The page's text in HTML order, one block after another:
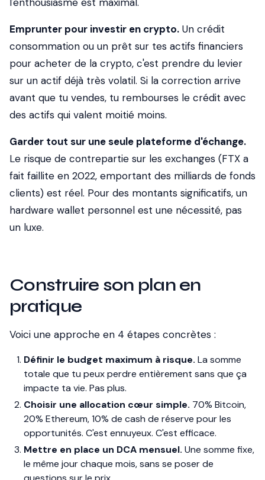
Emprunter pour investir en crypto. Un crédit
consommation ou un prêt sur tes actifs financiers
pour acheter de la crypto, c'est prendre du levier
sur un actif déjà très volatil. Si la correction arrive
avant que tu vendes, tu rembourses le crédit avec
des actifs qui valent moitié moins.
Garder tout sur une seule plateforme d'échange.
Le risque de contrepartie sur les exchanges (FTX a
fait faillite en 2022, emportant des milliards de fonds
clients) est réel. Pour des montants significatifs, un
hardware wallet personnel est une nécessité, pas
un luxe.
Construire son plan en
pratique
Voici une approche en 4 étapes concrètes :
Définir le budget maximum à risque. La somme
totale que tu peux perdre entièrement sans que ça
impacte ta vie. Pas plus.
Choisir une allocation cœur simple. 70% Bitcoin,
20% Ethereum, 10% de cash de réserve pour les
opportunités. C'est ennuyeux. C'est efficace.
Mettre en place un DCA mensuel. Une somme fixe,
le même jour chaque mois, sans se poser de